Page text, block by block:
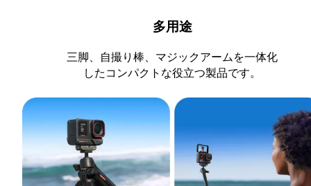
多用途
三脚、自撮り棒、マジックアームを一体化
したコンパクトな役立つ製品です。